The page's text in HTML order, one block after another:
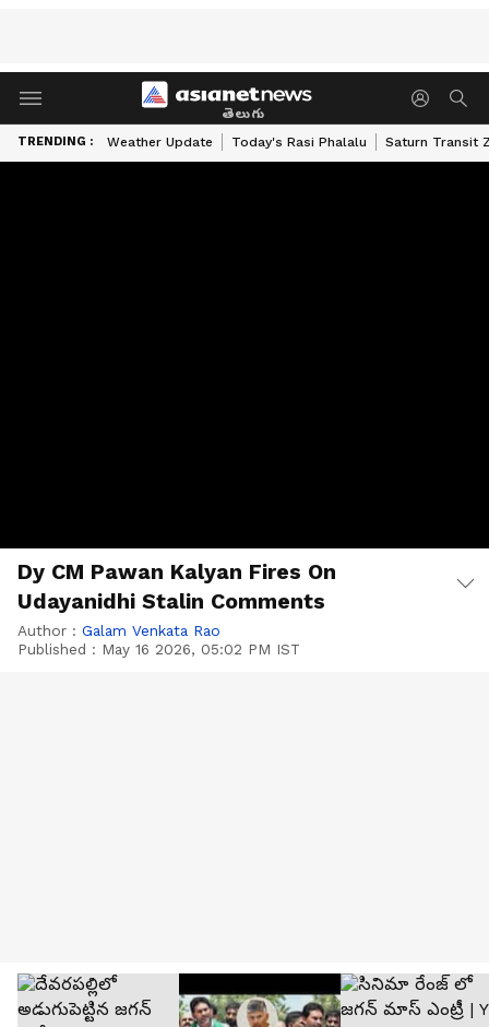
తెలుగు
TRENDING : Weather Update Today's Rasi Phalalu Saturn Transit
Dy CM Pawan Kalyan Fires On
Udayanidhi Stalin Comments
Author : Galam Venkata Rao
Published : May 16 2026, 05:02 PM IST